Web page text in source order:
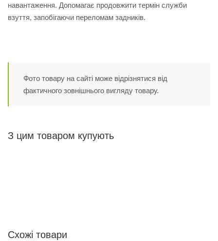
навантаження. Допомагає продовжити термін служби
взуття, запобігаючи переломам задників.
Фото товару на сайті може відрізнятися від
фактичного зовнішнього вигляду товару.
З цим товаром купують
Схожі товари